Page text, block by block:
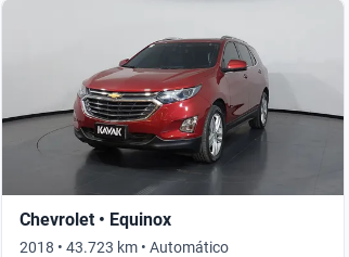
Chevrolet • Equinox
2018 • 43.723 km • Automático